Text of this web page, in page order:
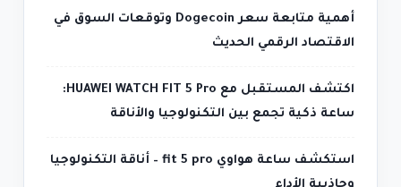
أهمية متابعة سعر Dogecoin وتوقعات السوق في
الاقتصاد الرقمي الحديث
اكتشف المستقبل مع HUAWEI WATCH FIT 5 Pro:
ساعة ذكية تجمع بين التكنولوجيا والأناقة
استكشف ساعة هواوي fit 5 pro – أناقة التكنولوجيا